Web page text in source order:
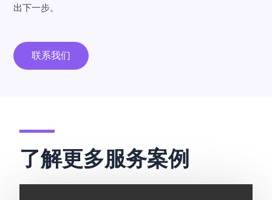
出下一步。
联系我们
了解更多服务案例